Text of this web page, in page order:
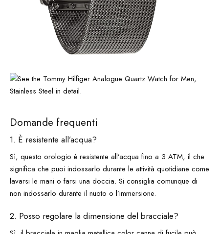
Domande frequenti
1. È resistente all’acqua?
Sì, questo orologio è resistente all’acqua fino a 3 ATM, il che
significa che puoi indossarlo durante le attività quotidiane come
lavarsi le mani o farsi una doccia. Si consiglia comunque di
non indossarlo durante il nuoto o l’immersione.
2. Posso regolare la dimensione del bracciale?